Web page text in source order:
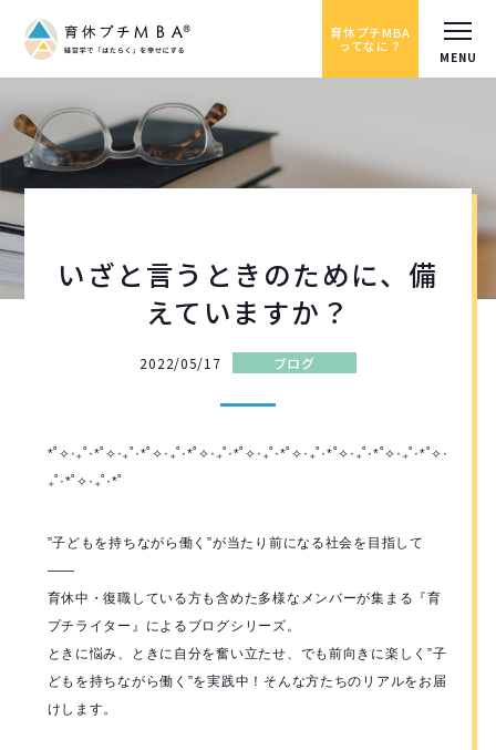
育休プチMBA
ってなに？
いざと言うときのために、備
えていますか？
2022/05/17 ブログ
*˚✧︎‧₊˚‧*˚✧︎‧₊˚‧*˚✧︎‧₊˚‧*˚✧︎‧₊˚‧*˚✧︎‧₊˚‧*˚✧︎‧₊˚‧*˚✧︎‧₊˚‧*˚✧︎‧₊˚‧*˚✧︎‧
₊˚‧*˚✧︎‧₊˚‧*˚
”子どもを持ちながら働く”が当たり前になる社会を目指して
――
育休中・復職している方も含めた多様なメンバーが集まる『育
プチライター』によるブログシリーズ。
ときに悩み、ときに自分を奮い立たせ、でも前向きに楽しく”子
どもを持ちながら働く”を実践中！そんな方たちのリアルをお届
けします。